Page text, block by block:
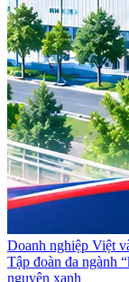
Doanh nghiệp Việt
Tập đoàn đa ngành
nguyên xanh